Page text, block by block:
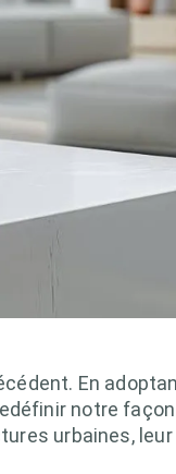
En
notre
urbaines,